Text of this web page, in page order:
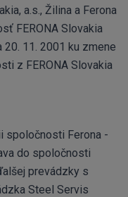
a.s., Žilina a Ferona
FERONA Slovakia
20. 11. 2001 ku zmene
z FERONA Slovakia
spoločnosti Ferona -
do spoločnosti
prevádzky s
Steel Servis